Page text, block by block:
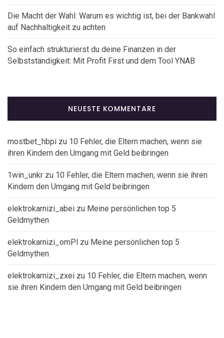
Die Macht der Wahl: Warum es wichtig ist, bei der Bankwahl
auf Nachhaltigkeit zu achten
So einfach strukturierst du deine Finanzen in der
Selbstständigkeit: Mit Profit First und dem Tool YNAB
NEUESTE KOMMENTARE
mostbet_hbpi zu 10 Fehler, die Eltern machen, wenn sie
ihren Kindern den Umgang mit Geld beibringen
1win_unkr zu 10 Fehler, die Eltern machen, wenn sie ihren
Kindern den Umgang mit Geld beibringen
elektrokarnizi_abei zu Meine persönlichen top 5
Geldmythen
elektrokarnizi_omPl zu Meine persönlichen top 5
Geldmythen
elektrokarnizi_zxei zu 10 Fehler, die Eltern machen, wenn
sie ihren Kindern den Umgang mit Geld beibringen